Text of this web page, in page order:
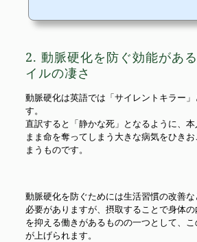
2. 動脈硬化を防ぐ効能があ
イルの凄さ
動脈硬化は英語では「サイレントキラー
す。
直訳すると「静かな死」となるように、
まま命を奪ってしまう大きな病気をひき
まうものです。
動脈硬化を防ぐためには生活習慣の改善な
必要がありますが、摂取することで身体
を抑える働きがあるものの一つとして、
が上げられます。